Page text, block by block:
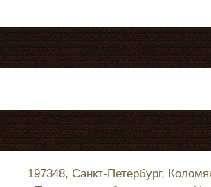
197348, Санкт-Петербург,